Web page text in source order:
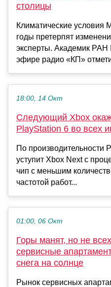
столицы
Климатические
годы претерпят
эксперты. Академик
эфире радио «КП»
18:00, 14 Окт
Следующий Xbox
PlayStation 6 во всех
По производительности
уступит Xbox Next с
чип с меньшим
частотой работ...
01:00, 06 Окт
Горы манят, но не
сервисные
снега на солнце
Рынок сервисных